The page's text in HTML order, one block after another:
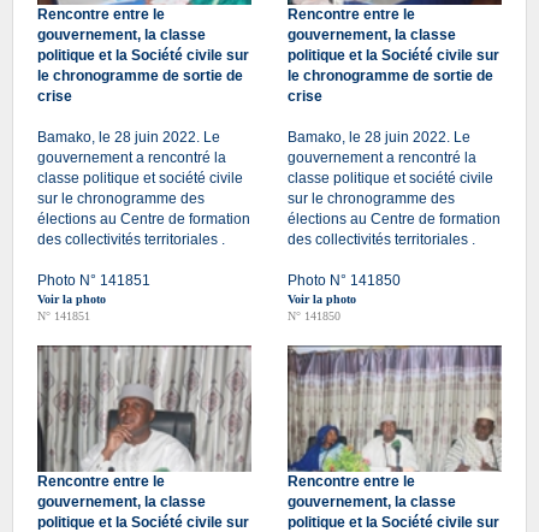
Rencontre entre le
gouvernement, la classe
politique et la Société civile sur
le chronogramme de sortie de
crise
Bamako, le 28 juin 2022. Le
gouvernement a rencontré la
classe politique et société civile
sur le chronogramme des
élections au Centre de formation
des collectivités territoriales .
Photo N° 141851
Voir la photo
N° 141851
Rencontre entre le
gouvernement, la classe
politique et la Société civile sur
le chronogramme de sortie de
crise
Bamako, le 28 juin 2022. Le
gouvernement a rencontré la
classe politique et société civile
sur le chronogramme des
élections au Centre de formation
des collectivités territoriales .
Photo N° 141850
Voir la photo
N° 141850
Rencontre entre le
gouvernement, la classe
politique et la Société civile sur
Rencontre entre le
gouvernement, la classe
politique et la Société civile sur